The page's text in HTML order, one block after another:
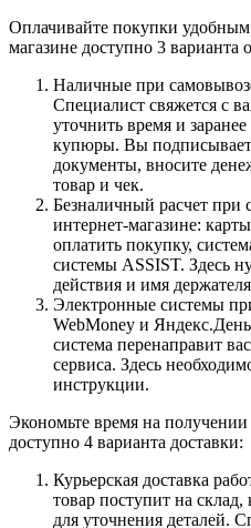
Оплачивайте покупки
магазине доступно 3 варианта
Наличные при
Специалист свяжется с
уточнить время и
купюры. Вы
документы, вносите
товар и чек.
Безналичный расчет при
интернет-магазине:
оплатить покупку,
системы ASSIST. Здесь
действия и имя
Электронные системы
WebMoney и
система перенаправит
сервиса. Здесь
инструкции.
Экономьте время на получении
доступно 4 варианта доставки:
Курьерская доставка
товар поступит на склад,
для уточнения деталей.